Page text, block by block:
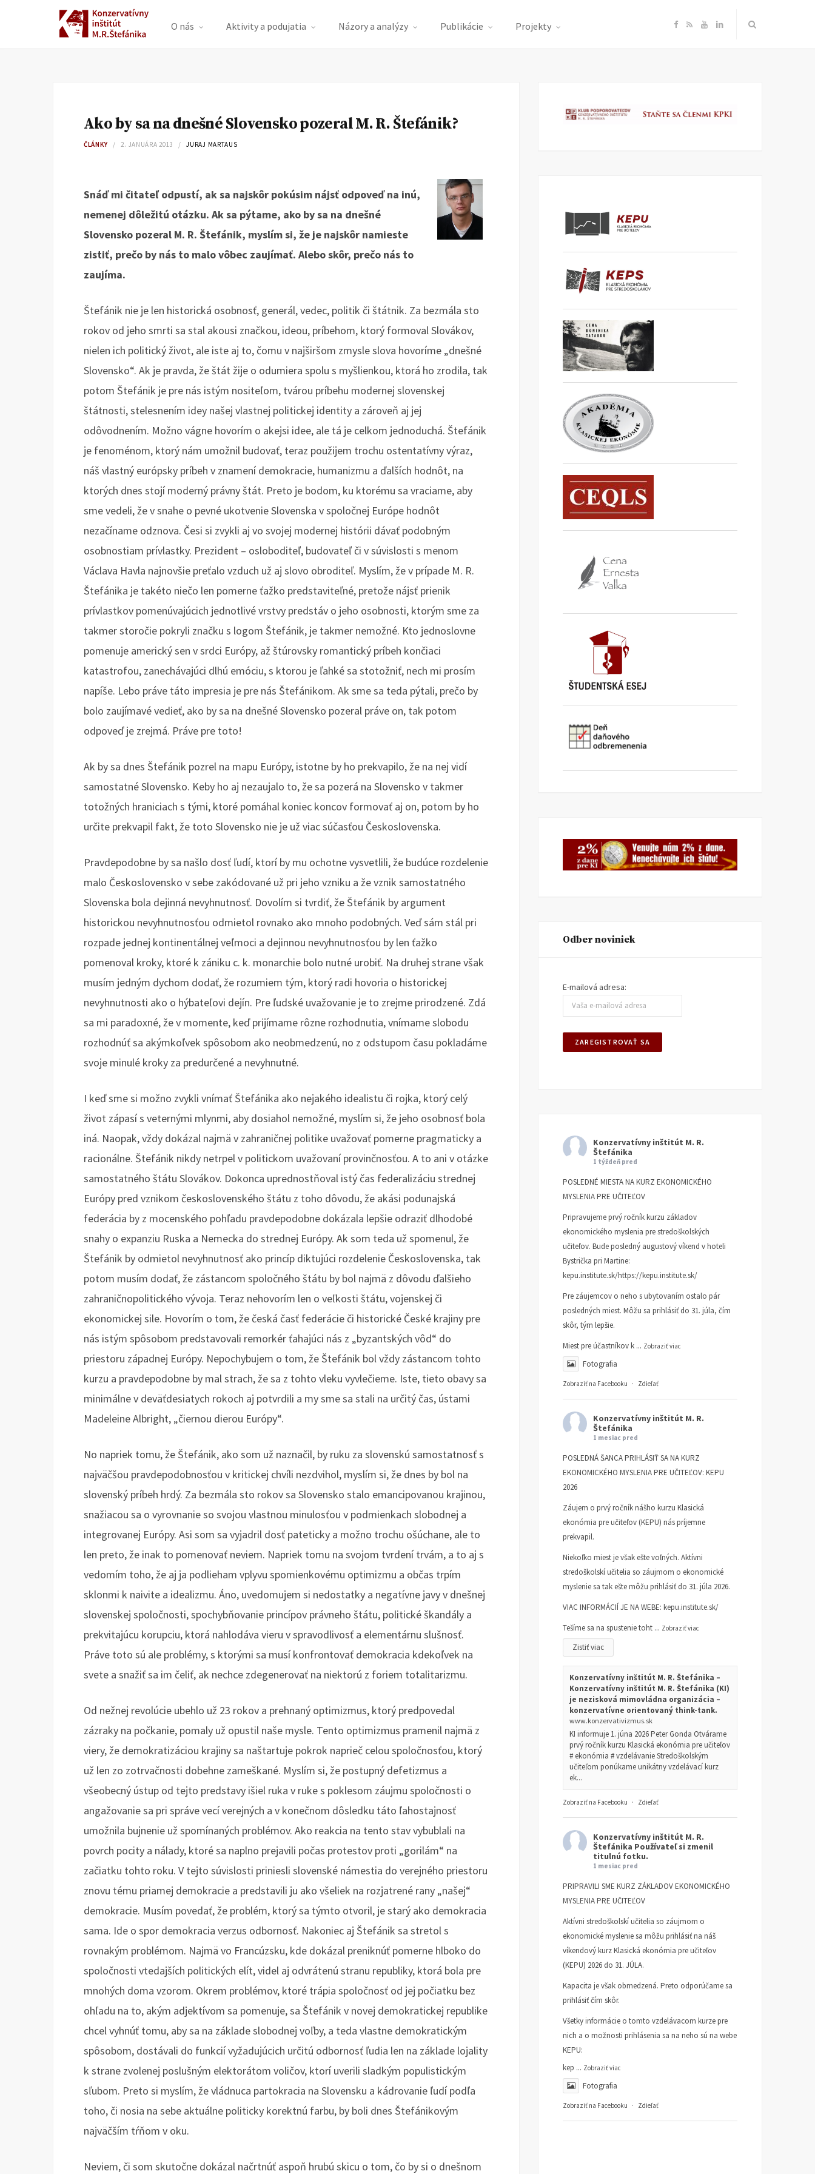
O nás Aktivity a podujatia Názory a analýzy Publikácie Projekty F
e
R Y
T
L
k
Ako by sa na dnešné Slovensko pozeral M. R. Štefánik?
ČLÁNKY 2. JANUÁRA 2013 JURAJ MARTAUS
Snáď mi čitateľ odpustí, ak sa najskôr pokúsim nájsť odpoveď na inú,
nemenej dôležitú otázku. Ak sa pýtame, ako by sa na dnešné
Slovensko pozeral M. R. Štefánik, myslím si, že je najskôr namieste
zistiť, prečo by nás to malo vôbec zaujímať. Alebo skôr, prečo nás to
zaujíma.
Štefánik nie je len historická osobnosť, generál, vedec, politik či štátnik. Za bezmála sto
rokov od jeho smrti sa stal akousi značkou, ideou, príbehom, ktorý formoval Slovákov,
nielen ich politický život, ale iste aj to, čomu v najširšom zmysle slova hovoríme „dnešné
Slovensko“. Ak je pravda, že štát žije o odumiera spolu s myšlienkou, ktorá ho zrodila, tak
potom Štefánik je pre nás istým nositeľom, tvárou príbehu modernej slovenskej
štátnosti, stelesnením idey našej vlastnej politickej identity a zároveň aj jej
odôvodnením. Možno vágne hovorím o akejsi idee, ale tá je celkom jednoduchá. Štefánik
je fenoménom, ktorý nám umožnil budovať, teraz použijem trochu ostentatívny výraz,
náš vlastný európsky príbeh v znamení demokracie, humanizmu a ďalších hodnôt, na
ktorých dnes stojí moderný právny štát. Preto je bodom, ku ktorému sa vraciame, aby
sme vedeli, že v snahe o pevné ukotvenie Slovenska v spoločnej Európe hodnôt
nezačíname odznova. Česi si zvykli aj vo svojej modernej histórii dávať podobným
osobnostiam prívlastky. Prezident – osloboditeľ, budovateľ či v súvislosti s menom
Václava Havla najnovšie preťalo vzduch už aj slovo obroditeľ. Myslím, že v prípade M. R.
Štefánika je takéto niečo len pomerne ťažko predstaviteľné, pretože nájsť prienik
prívlastkov pomenúvajúcich jednotlivé vrstvy predstáv o jeho osobnosti, ktorým sme za
takmer storočie pokryli značku s logom Štefánik, je takmer nemožné. Kto jednoslovne
pomenuje americký sen v srdci Európy, až štúrovsky romantický príbeh končiaci
katastrofou, zanechávajúci dlhú emóciu, s ktorou je ľahké sa stotožniť, nech mi prosím
napíše. Lebo práve táto impresia je pre nás Štefánikom. Ak sme sa teda pýtali, prečo by
bolo zaujímavé vedieť, ako by sa na dnešné Slovensko pozeral práve on, tak potom
odpoveď je zrejmá. Práve pre toto!
Ak by sa dnes Štefánik pozrel na mapu Európy, istotne by ho prekvapilo, že na nej vidí
samostatné Slovensko. Keby ho aj nezaujalo to, že sa pozerá na Slovensko v takmer
totožných hraniciach s tými, ktoré pomáhal koniec koncov formovať aj on, potom by ho
určite prekvapil fakt, že toto Slovensko nie je už viac súčasťou Československa.
Pravdepodobne by sa našlo dosť ľudí, ktorí by mu ochotne vysvetlili, že budúce rozdelenie
malo Československo v sebe zakódované už pri jeho vzniku a že vznik samostatného
Slovenska bola dejinná nevyhnutnosť. Dovolím si tvrdiť, že Štefánik by argument
historickou nevyhnutnosťou odmietol rovnako ako mnoho podobných. Veď sám stál pri
rozpade jednej kontinentálnej veľmoci a dejinnou nevyhnutnosťou by len ťažko
pomenoval kroky, ktoré k zániku c. k. monarchie bolo nutné urobiť. Na druhej strane však
musím jedným dychom dodať, že rozumiem tým, ktorý radi hovoria o historickej
nevyhnutnosti ako o hýbateľovi dejín. Pre ľudské uvažovanie je to zrejme prirodzené. Zdá
sa mi paradoxné, že v momente, keď prijímame rôzne rozhodnutia, vnímame slobodu
rozhodnúť sa akýmkoľvek spôsobom ako neobmedzenú, no z odstupom času pokladáme
svoje minulé kroky za predurčené a nevyhnutné.
I keď sme si možno zvykli vnímať Štefánika ako nejakého idealistu či rojka, ktorý celý
život zápasí s veternými mlynmi, aby dosiahol nemožné, myslím si, že jeho osobnosť bola
iná. Naopak, vždy dokázal najmä v zahraničnej politike uvažovať pomerne pragmaticky a
racionálne. Štefánik nikdy netrpel v politickom uvažovaní provinčnosťou. A to ani v otázke
samostatného štátu Slovákov. Dokonca uprednostňoval istý čas federalizáciu strednej
Európy pred vznikom československého štátu z toho dôvodu, že akási podunajská
federácia by z mocenského pohľadu pravdepodobne dokázala lepšie odraziť dlhodobé
snahy o expanziu Ruska a Nemecka do strednej Európy. Ak som teda už spomenul, že
Štefánik by odmietol nevyhnutnosť ako princíp diktujúci rozdelenie Československa, tak
potom musím dodať, že zástancom spoločného štátu by bol najmä z dôvodu ďalšieho
zahraničnopolitického vývoja. Teraz nehovorím len o veľkosti štátu, vojenskej či
ekonomickej sile. Hovorím o tom, že česká časť federácie či historické České krajiny pre
nás istým spôsobom predstavovali remorkér ťahajúci nás z „byzantských vôd“ do
priestoru západnej Európy. Nepochybujem o tom, že Štefánik bol vždy zástancom tohto
kurzu a pravdepodobne by mal strach, že sa z tohto vleku vyvlečieme. Iste, tieto obavy sa
minimálne v deväťdesiatych rokoch aj potvrdili a my sme sa stali na určitý čas, ústami
Madeleine Albright, „čiernou dierou Európy“.
No napriek tomu, že Štefánik, ako som už naznačil, by ruku za slovenskú samostatnosť s
najväčšou pravdepodobnosťou v kritickej chvíli nezdvihol, myslím si, že dnes by bol na
slovenský príbeh hrdý. Za bezmála sto rokov sa Slovensko stalo emancipovanou krajinou,
snažiacou sa o vyrovnanie so svojou vlastnou minulosťou v podmienkach slobodnej a
integrovanej Európy. Asi som sa vyjadril dosť pateticky a možno trochu ošúchane, ale to
len preto, že inak to pomenovať neviem. Napriek tomu na svojom tvrdení trvám, a to aj s
vedomím toho, že aj ja podlieham vplyvu spomienkovému optimizmu a občas trpím
sklonmi k naivite a idealizmu. Áno, uvedomujem si nedostatky a negatívne javy v dnešnej
slovenskej spoločnosti, spochybňovanie princípov právneho štátu, politické škandály a
prekvitajúcu korupciu, ktorá nahlodáva vieru v spravodlivosť a elementárnu slušnosť.
Práve toto sú ale problémy, s ktorými sa musí konfrontovať demokracia kdekoľvek na
svete a snažiť sa im čeliť, ak nechce zdegenerovať na niektorú z foriem totalitarizmu.
Od nežnej revolúcie ubehlo už 23 rokov a prehnaný optimizmus, ktorý predpovedal
zázraky na počkanie, pomaly už opustil naše mysle. Tento optimizmus pramenil najmä z
viery, že demokratizáciou krajiny sa naštartuje pokrok naprieč celou spoločnosťou, ktorý
už len zo zotrvačnosti dobehne zameškané. Myslím si, že postupný defetizmus a
všeobecný ústup od tejto predstavy išiel ruka v ruke s poklesom záujmu spoločnosti o
angažovanie sa pri správe vecí verejných a v konečnom dôsledku táto ľahostajnosť
umožnila bujnenie už spomínaných problémov. Ako reakcia na tento stav vybublali na
povrch pocity a nálady, ktoré sa naplno prejavili počas protestov proti „gorilám“ na
začiatku tohto roku. V tejto súvislosti priniesli slovenské námestia do verejného priestoru
znovu tému priamej demokracie a predstavili ju ako všeliek na rozjatrené rany „našej“
demokracie. Musím povedať, že problém, ktorý sa týmto otvoril, je starý ako demokracia
sama. Ide o spor demokracia verzus odbornosť. Nakoniec aj Štefánik sa stretol s
rovnakým problémom. Najmä vo Francúzsku, kde dokázal preniknúť pomerne hlboko do
spoločnosti vtedajších politických elít, videl aj odvrátenú stranu republiky, ktorá bola pre
mnohých doma vzorom. Okrem problémov, ktoré trápia spoločnosť od jej počiatku bez
ohľadu na to, akým adjektívom sa pomenuje, sa Štefánik v novej demokratickej republike
chcel vyhnúť tomu, aby sa na základe slobodnej voľby, a teda vlastne demokratickým
spôsobom, dostávali do funkcií vyžadujúcich určitú odbornosť ľudia len na základe lojality
k strane zvolenej poslušným elektorátom voličov, ktorí uverili sladkým populistickým
sľubom. Preto si myslím, že vládnuca partokracia na Slovensku a kádrovanie ľudí podľa
toho, či nosia na sebe aktuálne politicky korektnú farbu, by boli dnes Štefánikovým
najväčším tŕňom v oku.
Neviem, či som skutočne dokázal načrtnúť aspoň hrubú skicu o tom, čo by si o dnešnom
Odber noviniek
E-mailová adresa:
Konzervatívny inštitút M. R.
Štefánika
1 týždeň pred
POSLEDNÉ MIESTA NA KURZ EKONOMICKÉHO
MYSLENIA PRE UČITEĽOV
Pripravujeme prvý ročník kurzu základov
ekonomického myslenia pre stredoškolských
učiteľov. Bude posledný augustový víkend v hoteli
Bystrička pri Martine:
kepu.institute.sk/https://kepu.institute.sk/
Pre záujemcov o neho s ubytovaním ostalo pár
posledných miest. Môžu sa prihlásiť do 31. júla, čím
skôr, tým lepšie.
Miest pre účastníkov k ... Zobraziť viac
Fotografia
Zobraziť na Facebooku · Zdieľať
Konzervatívny inštitút M. R.
Štefánika
1 mesiac pred
POSLEDNÁ ŠANCA PRIHLÁSIŤ SA NA KURZ
EKONOMICKÉHO MYSLENIA PRE UČITEĽOV: KEPU
2026
Záujem o prvý ročník nášho kurzu Klasická
ekonómia pre učiteľov (KEPU) nás príjemne
prekvapil.
Niekoľko miest je však ešte voľných. Aktívni
stredoškolskí učitelia so záujmom o ekonomické
myslenie sa tak ešte môžu prihlásiť do 31. júla 2026.
VIAC INFORMÁCIÍ JE NA WEBE: kepu.institute.sk/
Tešíme sa na spustenie toht ... Zobraziť viac
Zistiť viac
Konzervatívny inštitút M. R. Štefánika –
Konzervatívny inštitút M. R. Štefánika (KI)
je nezisková mimovládna organizácia –
konzervatívne orientovaný think-tank.
www.konzervativizmus.sk
KI informuje 1. júna 2026 Peter Gonda Otvárame
prvý ročník kurzu Klasická ekonómia pre učiteľov
# ekonómia # vzdelávanie Stredoškolským
učiteľom ponúkame unikátny vzdelávací kurz
ek...
Zobraziť na Facebooku · Zdieľať
Konzervatívny inštitút M. R.
Štefánika Používateľ si zmenil
titulnú fotku.
1 mesiac pred
PRIPRAVILI SME KURZ ZÁKLADOV EKONOMICKÉHO
MYSLENIA PRE UČITEĽOV
Aktívni stredoškolskí učitelia so záujmom o
ekonomické myslenie sa môžu prihlásiť na náš
víkendový kurz Klasická ekonómia pre učiteľov
(KEPU) 2026 do 31. JÚLA.
Kapacita je však obmedzená. Preto odporúčame sa
prihlásiť čím skôr.
Všetky informácie o tomto vzdelávacom kurze pre
nich a o možnosti prihlásenia sa na neho sú na webe
KEPU:
kep ... Zobraziť viac
Fotografia
Zobraziť na Facebooku · Zdieľať